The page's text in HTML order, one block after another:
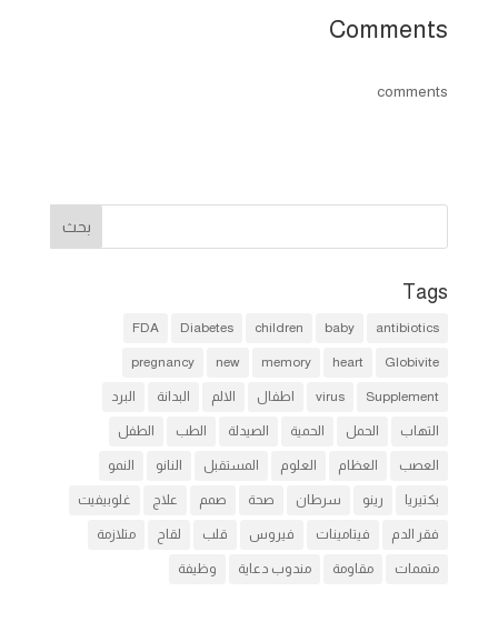
Comments
comments
Tags
antibiotics
baby
children
Diabetes
FDA
Globivite
heart
memory
new
pregnancy
Supplement
virus اطفال الالم البدانة البرد
التهاب الحمل الحمية الصيدلة الطب الطفل
العصب العظام العلوم المستقبل النانو النمو
بكتيريا رينو سرطان صحة صمم علاج غلوبيفيت
فقر الدم فيتامينات فيروس قلب لقاح متلازمة
متممات مقاومة مندوب دعاية وظيفة